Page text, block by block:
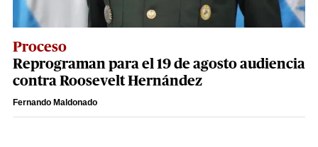
Proceso
Reprograman para el 19 de agosto audiencia
contra Roosevelt Hernández
Fernando Maldonado